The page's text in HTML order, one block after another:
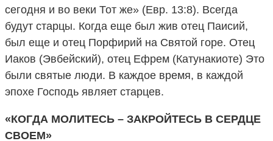
сегодня и во веки Тот же» (Евр. 13:8). Всегда
будут старцы. Когда еще был жив отец Паисий,
был еще и отец Порфирий на Святой горе. Отец
Иаков (Эвбейский), отец Ефрем (Катунакиоте) Это
были святые люди. В каждое время, в каждой
эпохе Господь являет старцев.
«КОГДА МОЛИТЕСЬ – ЗАКРОЙТЕСЬ В СЕРДЦЕ
СВОЕМ»